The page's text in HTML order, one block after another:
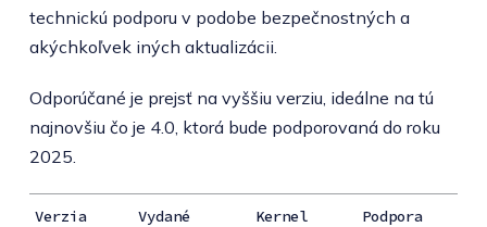
technickú podporu v podobe bezpečnostných a
akýchkoľvek iných aktualizácii.
Odporúčané je prejsť na vyššiu verziu, ideálne na tú
najnovšiu čo je 4.0, ktorá bude podporovaná do roku
2025.
Verzia Vydané Kernel Podpora